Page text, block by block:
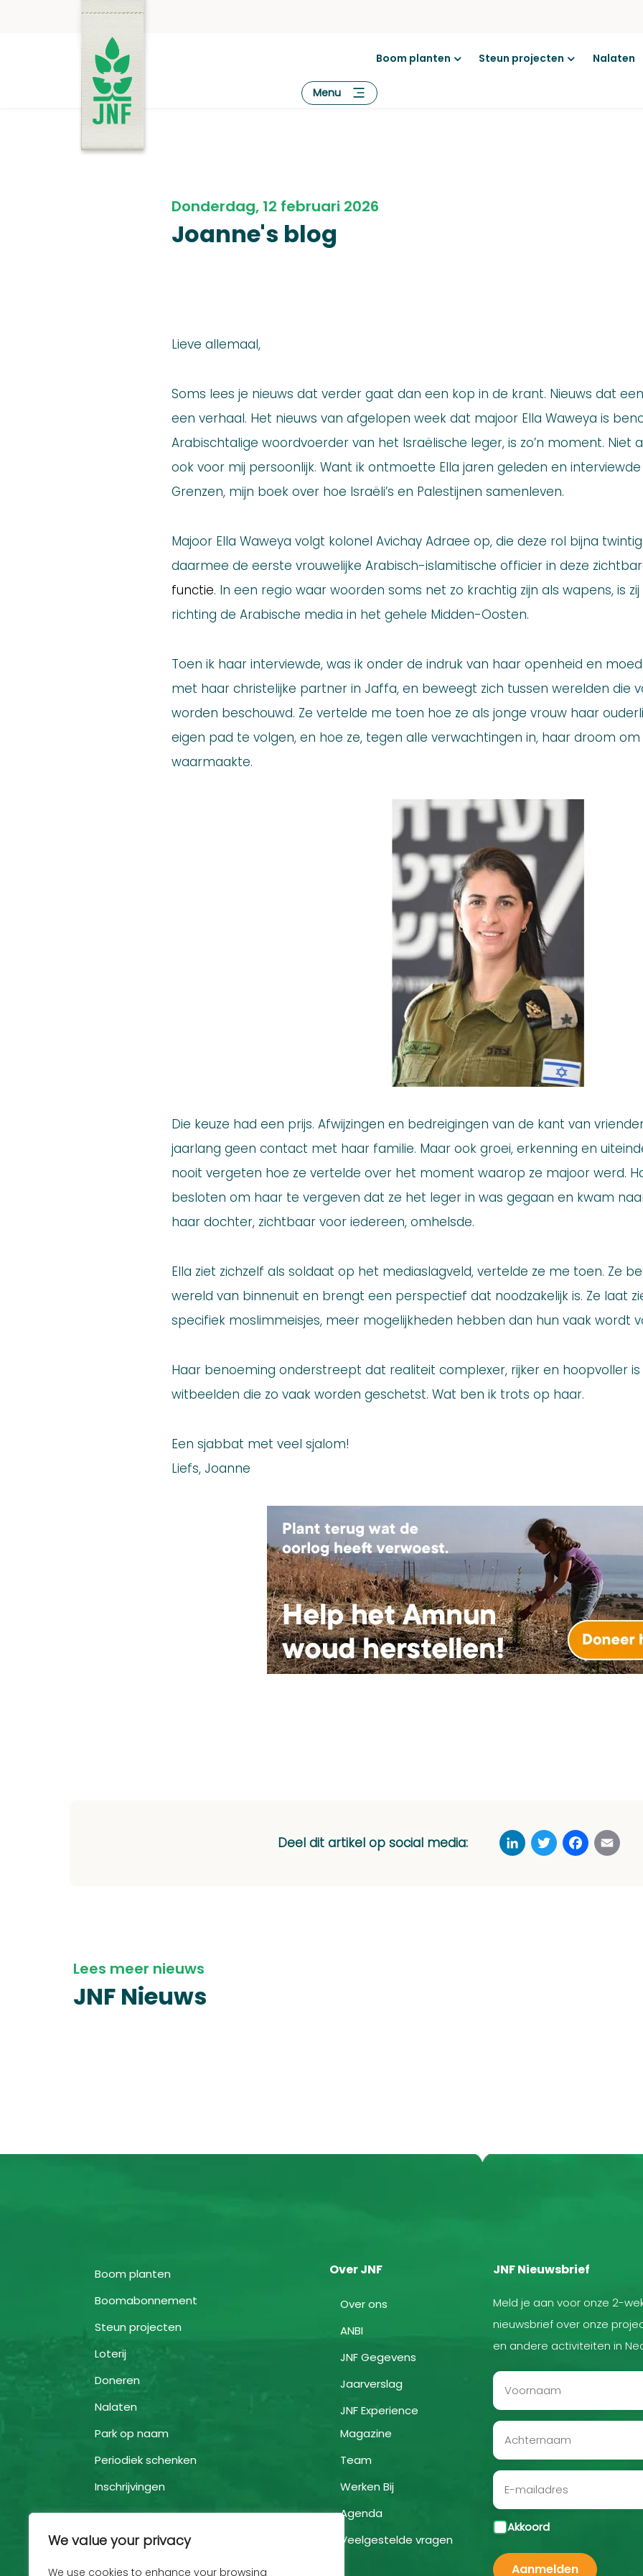
We value your privacy
We use cookies to enhance your browsing
JNF Boom planten Steun projecten Nalaten
Menu
Donderdag, 12 februari 2026
Joanne's blog
Lieve allemaal,
Soms lees je nieuws dat verder gaat dan een kop in de krant. Nieuws dat
een verhaal. Het nieuws van afgelopen week dat majoor Ella Waweya is
Arabischtalige woordvoerder van het Israëlische leger, is zo’n moment. Niet
ook voor mij persoonlijk. Want ik ontmoette Ella jaren geleden en
Grenzen, mijn boek over hoe Israëli’s en Palestijnen samenleven.
Majoor Ella Waweya volgt kolonel Avichay Adraee op, die deze rol bijna
daarmee de eerste vrouwelijke Arabisch-islamitische officier in deze
functie. In een regio waar woorden soms net zo krachtig zijn als wapens, is
richting de Arabische media in het gehele Midden-Oosten.
Toen ik haar interviewde, was ik onder de indruk van haar openheid en
met haar christelijke partner in Jaffa, en beweegt zich tussen werelden die
worden beschouwd. Ze vertelde me toen hoe ze als jonge vrouw haar
eigen pad te volgen, en hoe ze, tegen alle verwachtingen in, haar droom
waarmaakte.
Die keuze had een prijs. Afwijzingen en bedreigingen van de kant van
jaarlang geen contact met haar familie. Maar ook groei, erkenning en
nooit vergeten hoe ze vertelde over het moment waarop ze majoor werd.
besloten om haar te vergeven dat ze het leger in was gegaan en kwam
haar dochter, zichtbaar voor iedereen, omhelsde.
Ella ziet zichzelf als soldaat op het mediaslagveld, vertelde ze me toen. Ze
wereld van binnenuit en brengt een perspectief dat noodzakelijk is. Ze laat
specifiek moslimmeisjes, meer mogelijkheden hebben dan hun vaak wordt
Haar benoeming onderstreept dat realiteit complexer, rijker en hoopvoller
witbeelden die zo vaak worden geschetst. Wat ben ik trots op haar.
Een sjabbat met veel sjalom!
Liefs, Joanne
Deel dit artikel op social media:
LinkedInTwitter
Lees meer nieuws
JNF Nieuws
Boom planten
Boomabonnement
Steun projecten
Loterij
Doneren
Nalaten
Park op naam
Periodiek schenken
Inschrijvingen
Over JNF
Over ons
ANBI
JNF Gegevens
Jaarverslag
JNF Experience
Magazine
Team
Werken Bij
Agenda
Veelgestelde vragen
JNF Nieuwsbrief
Meld je aan voor onze 2-
nieuwsbrief over onze
en andere activiteiten in
Akkoord
Aanmelden